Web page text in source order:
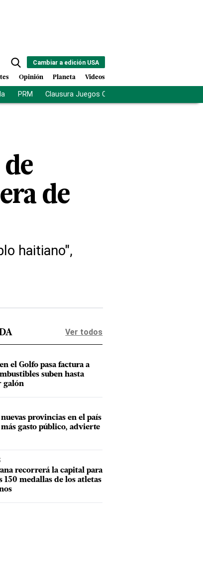
Cambiar a edición USA
Opinión Planeta Videos
PRM Clausura Juegos Centroamericanos
de
haitiano",
Ver todos
el Golfo pasa factura a
suben hasta
galón
provincias en el país
gasto público, advierte
recorrerá la capital para
150 medallas de los atletas